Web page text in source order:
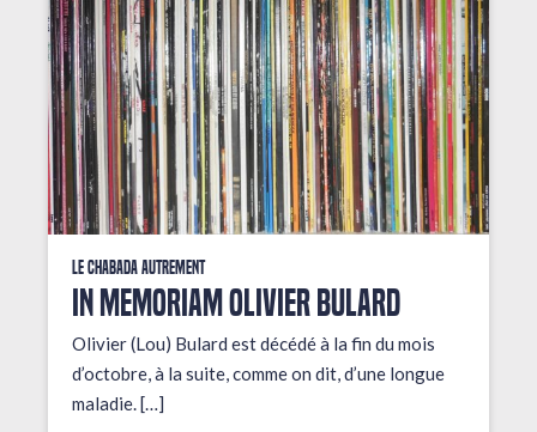
Le Chabada autrement
In Memoriam Olivier Bulard
Olivier (Lou) Bulard est décédé à la fin du mois
d’octobre, à la suite, comme on dit, d’une longue
maladie. […]